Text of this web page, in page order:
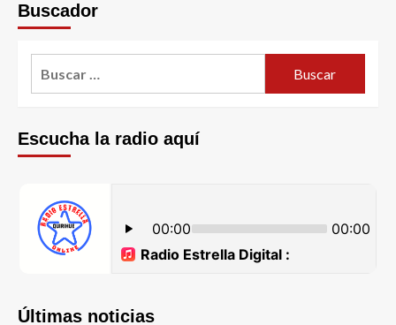
Buscador
Escucha la radio aquí
Últimas noticias